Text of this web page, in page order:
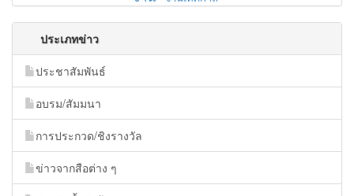
ประเภทข่าว
ประชาสัมพันธ์
อบรม/สัมมนา
การประกวด/ชิงรางวัล
ข่าวจากสือต่าง ๆ